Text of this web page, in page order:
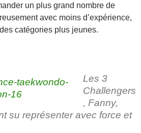
un plus grand nombre de
avec moins d’expérience,
catégories plus jeunes.
Les 3
Challengers
, Fanny,
su représenter avec force et